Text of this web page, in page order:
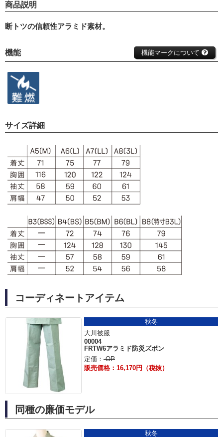
商品説明
断トツの信頼性アラミド素材。
機能 機能マークについて
サイズ詳細
コーディネートアイテム
秋冬
大川被服
00004
FRTW6アラミド防災ズボン
定価： OP
販売価格：16,170円（税抜）
同種の廉価モデル
秋冬